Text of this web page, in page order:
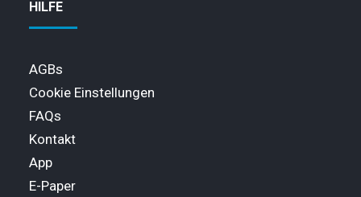
HILFE
AGBs
Cookie Einstellungen
FAQs
Kontakt
App
E-Paper